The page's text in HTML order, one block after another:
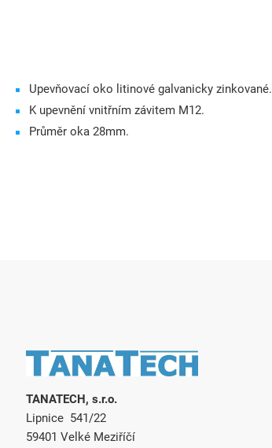
Upevňovací oko litinové galvanicky zinkované.
K upevnění vnitřním závitem M12.
Průměr oka 28mm.
TANATECH, s.r.o.
Lipnice 541/22
59401 Velké Meziříčí